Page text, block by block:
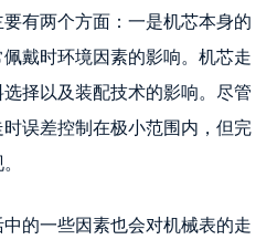
有两个方面：一是机芯本身的
戴时环境因素的影响。机芯走
择以及装配技术的影响。尽管
误差控制在极小范围内，但完
的一些因素也会对机械表的走